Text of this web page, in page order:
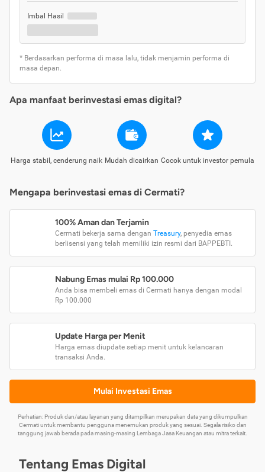
Imbal Hasil
* Berdasarkan performa di masa lalu, tidak menjamin performa di
masa depan.
Apa manfaat berinvestasi emas digital?
Harga stabil, cenderung naik Mudah dicairkan Cocok untuk investor pemula
Mengapa berinvestasi emas di Cermati?
100% Aman dan Terjamin
Cermati bekerja sama dengan Treasury, penyedia emas
berlisensi yang telah memiliki izin resmi dari BAPPEBTI.
Nabung Emas mulai Rp 100.000
Anda bisa membeli emas di Cermati hanya dengan modal
Rp 100.000
Update Harga per Menit
Harga emas diupdate setiap menit untuk kelancaran
transaksi Anda.
Mulai Investasi Emas
Perhatian: Produk dan/atau layanan yang ditampilkan merupakan data yang dikumpulkan
Cermati untuk membantu pengguna menemukan produk yang sesuai. Segala risiko dan
tanggung jawab berada pada masing-masing Lembaga Jasa Keuangan atau mitra terkait.
Tentang Emas Digital